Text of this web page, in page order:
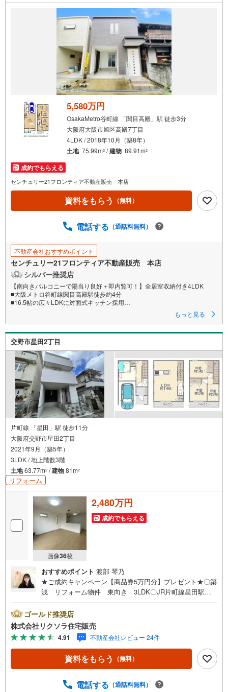
品もご提案〇仕事や収入・現在過去の借入による住宅ロー
ンへの問題解決是非ともお問合せ下さい
5,580万円
OsakaMetro谷町線 「関目高殿」駅 徒歩3分
大阪府大阪市旭区高殿7丁目
4LDK / 2018年10月（築8年）
土地 75.99m2 /建物 89.91m2
成約でもらえる
センチュリー21フロンティア不動産販売 本店
資料をもらう （無料）
電話する （通話料無料）
不動産会社おすすめポイント
センチュリー21フロンティア不動産販売 本店
シルバー推奨店
【南向きバルコニーで陽当り良好＋即内覧可！】全居室収納付き4LDK
■大阪メトロ谷町線関目高殿駅徒歩約4分
■16.5帖の広々LDKに対面式キッチン採用
特徴
・家事の時短に貢献する食器洗浄乾燥機を標準装備
・2箇所のトイレや3面鏡タイプの独立洗面台など水回り設備充実
・モニター付インターホンやダブルロックキー採用で防犯面も配慮
・各所に床下収納があり、小物や備蓄品の保管に重宝します
・浴室に窓があり、自然換気がしやすく清潔に保てます
立地
・大阪市立高殿小学校まで徒歩約8分
・大阪市立旭陽中学校まで徒歩約13分
弊社が選ばれる理由
1.お金の扱い方のプロ、ファイナンシャルプランナーが資金計画をサポー
ト！
2.買い替えなどにも対応できる売却専門チームあり！
3.たくさんの銀行と繋がりがあるため、最も低金利になるように審査が可
能！
弊社は専門家同士が連携をとっているため、より多くの知見がございま
す。
お気軽にお問合せください！
もっと見る
交野市星田2丁目
片町線 「星田」駅 徒歩11分
大阪府交野市星田2丁目
2021年9月（築5年）
3LDK / 地上階数3階
土地63.77m2 /建物81m2
リフォーム
画像36枚
2,480万円
成約でもらえる
おすすめポイント 渡部 琴乃
★ご成約キャンペーン【商品券5万円分】プレゼント★〇築
浅 リフォーム物件 東向き 3LDK〇JR片町線星田駅徒
イレ2ヶ所 食洗機■営業時間 9:30～20:00 ■即日案内可
能！※当日・翌日のご案内はお電話でのお問合せがスムーズ
■定休日 毎週水曜日◇弊社ホームページよりLINEでのお
問合せも好評！◇不動産情報サイト未掲載物件、弊社ホー
ムページに多数掲載！◇学校区物件検索も充実！ご希望の
学校区での物件探しに便利！「リクソラ住宅販売」で検
他サイトの掲載物件もまとめてご案内可能リフォームやリ
ゴールド推奨店
株式会社リクソラ住宅販売
4.91 不動産会社レビュー 24件
資料をもらう （無料）
電話する （通話料無料）